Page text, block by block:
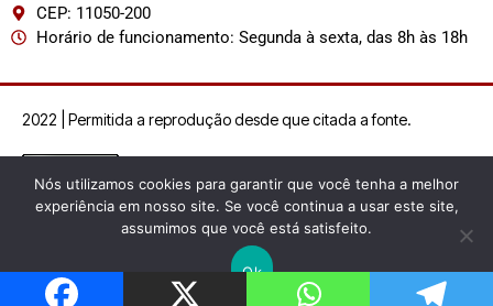
CEP: 11050-200
Horário de funcionamento: Segunda à sexta, das 8h às 18h
2022 | Permitida a reprodução desde que citada a fonte.
Nós utilizamos cookies para garantir que você tenha a melhor
experiência em nosso site. Se você continua a usar este site,
assumimos que você está satisfeito.
Ok